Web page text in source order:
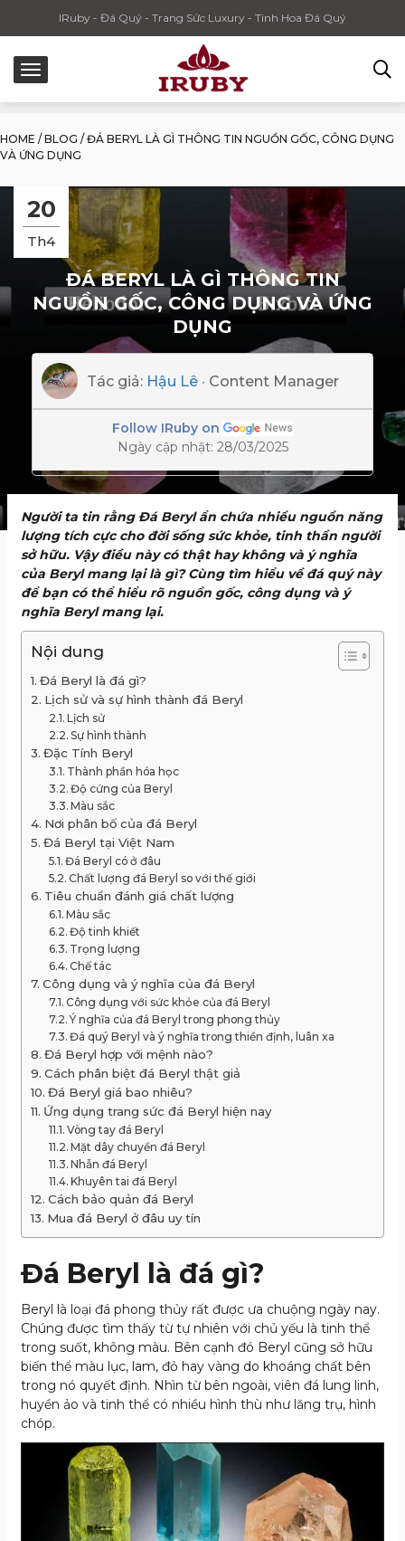
IRuby - Đá Quý - Trang Sức Luxury - Tinh Hoa Đá Quý
HOME / BLOG / ĐÁ BERYL LÀ GÌ THÔNG TIN NGUỒN GỐC, CÔNG DỤNG
VÀ ỨNG DỤNG
20
Th4
ĐÁ BERYL LÀ GÌ THÔNG TIN
NGUỒN GỐC, CÔNG DỤNG VÀ ỨNG
DỤNG
Tác giả: Hậu Lê · Content Manager
Follow IRuby on
Ngày cập nhật: 28/03/2025
Người ta tin rằng Đá Beryl ẩn chứa nhiều nguồn năng
lượng tích cực cho đời sống sức khỏe, tinh thần người
sở hữu. Vậy điều này có thật hay không và ý nghĩa
của Beryl mang lại là gì? Cùng tìm hiểu về đá quý này
để bạn có thể hiểu rõ nguồn gốc, công dụng và ý
nghĩa Beryl mang lại.
Nội dung
Đá Beryl là đá gì?
Lịch sử và sự hình thành đá Beryl
Lịch sử
Sự hình thành
Đặc Tính Beryl
Thành phần hóa học
Độ cứng của Beryl
Màu sắc
Nơi phân bố của đá Beryl
Đá Beryl tại Việt Nam
Đá Beryl có ở đâu
Chất lượng đá Beryl so với thế giới
Tiêu chuẩn đánh giá chất lượng
Màu sắc
Độ tinh khiết
Trọng lượng
Chế tác
Công dụng và ý nghĩa của đá Beryl
Công dụng với sức khỏe của đá Beryl
Ý nghĩa của đá Beryl trong phong thủy
Đá quý Beryl và ý nghĩa trong thiền định, luân xa
Đá Beryl hợp với mệnh nào?
Cách phân biệt đá Beryl thật giả
Đá Beryl giá bao nhiêu?
Ứng dụng trang sức đá Beryl hiện nay
Vòng tay đá Beryl
Mặt dây chuyền đá Beryl
Nhẫn đá Beryl
Khuyên tai đá Beryl
Cách bảo quản đá Beryl
Mua đá Beryl ở đâu uy tín
Đá Beryl là đá gì?
Beryl là loại đá phong thủy rất được ưa chuộng ngày nay.
Chúng được tìm thấy từ tự nhiên với chủ yếu là tinh thể
trong suốt, không màu. Bên cạnh đó Beryl cũng sở hữu
biến thể màu lục, lam, đỏ hay vàng do khoáng chất bên
trong nó quyết định. Nhìn từ bên ngoài, viên đá lung linh,
huyền ảo và tinh thể có nhiều hình thù như lăng trụ, hình
chóp.